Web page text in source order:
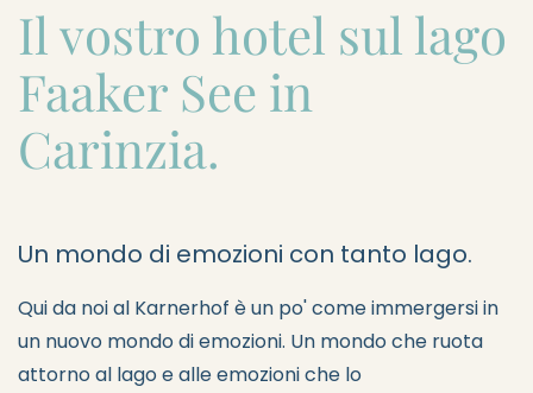
Il vostro hotel sul lago
Faaker See in
Carinzia.
Un mondo di emozioni con tanto lago.
Qui da noi al Karnerhof è un po' come immergersi in
un nuovo mondo di emozioni. Un mondo che ruota
attorno al lago e alle emozioni che lo